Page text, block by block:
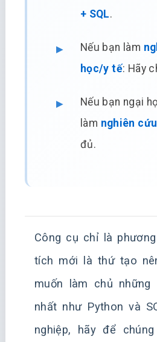
+ SQL.
Nếu bạn làm
học/y tế: Hãy
Nếu bạn ngại
làm nghiên
đủ.
Công cụ chỉ là
tích mới là thứ tạo
muốn làm chủ
nhất như Python và
nghiệp, hãy để